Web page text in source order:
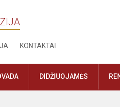
KONTAKTAI
DIDŽIUOJAMĖS